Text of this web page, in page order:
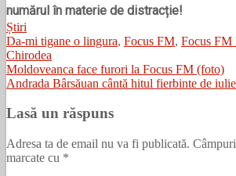
numărul în materie de distracție!
Știri
Da-mi tigane o lingura, Focus FM, Focus FM
Chirodea
Moldoveanca face furori la Focus FM (foto)
Andrada Bârsăuan cântă hitul fierbinte de
Lasă un răspuns
Adresa ta de email nu va fi publicată.
marcate cu *